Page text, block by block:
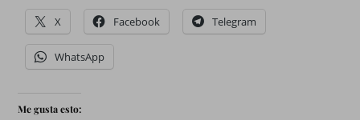
X Facebook Telegram
WhatsApp
Me gusta esto: